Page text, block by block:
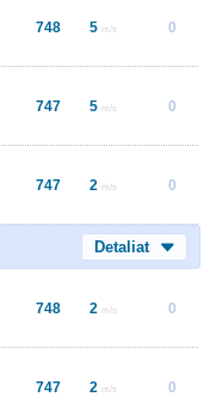
748 5 m/s 0
747 5 m/s 0
747 2 m/s 0
Detaliat
748 2 m/s 0
747 2 m/s 0